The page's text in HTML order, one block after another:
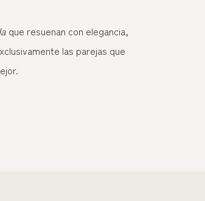
que resuenan con elegancia,
las parejas que